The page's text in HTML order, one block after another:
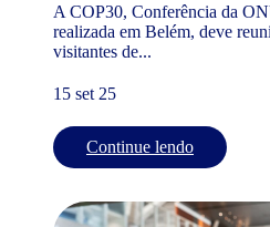
A COP30, Conferência da
realizada em Belém, deve
visitantes de...
15 set 25
Continue lendo